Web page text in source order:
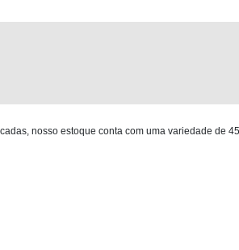
nosso estoque conta com uma variedade de